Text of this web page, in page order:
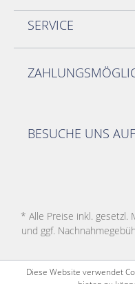
SERVICE
BESUCHE UNS
* Alle Preise inkl. gesetzl.
und ggf.
Diese Website verwendet